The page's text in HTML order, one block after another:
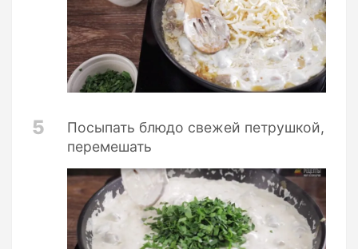
5
Посыпать блюдо свежей петрушкой,
перемешать